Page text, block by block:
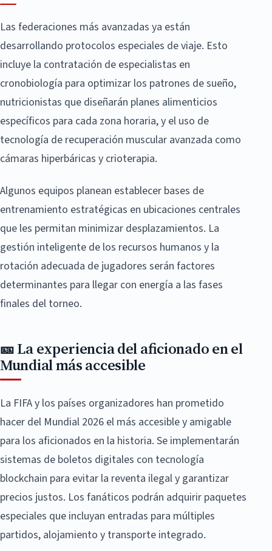
Las federaciones más avanzadas ya están
desarrollando protocolos especiales de viaje. Esto
incluye la contratación de especialistas en
cronobiología para optimizar los patrones de sueño,
nutricionistas que diseñarán planes alimenticios
específicos para cada zona horaria, y el uso de
tecnología de recuperación muscular avanzada como
cámaras hiperbáricas y crioterapia.
Algunos equipos planean establecer bases de
entrenamiento estratégicas en ubicaciones centrales
que les permitan minimizar desplazamientos. La
gestión inteligente de los recursos humanos y la
rotación adecuada de jugadores serán factores
determinantes para llegar con energía a las fases
finales del torneo.
🎫 La experiencia del aficionado en el
Mundial más accesible
La FIFA y los países organizadores han prometido
hacer del Mundial 2026 el más accesible y amigable
para los aficionados en la historia. Se implementarán
sistemas de boletos digitales con tecnología
blockchain para evitar la reventa ilegal y garantizar
precios justos. Los fanáticos podrán adquirir paquetes
especiales que incluyan entradas para múltiples
partidos, alojamiento y transporte integrado.